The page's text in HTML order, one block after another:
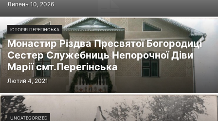
Липень 10, 2026
ІСТОРІЯ ПЕРЕГІНСЬКА
Монастир Різдва Пресвятої Богородиці
Сестер Служебниць Непорочної Діви
Марії смт.Перегінська
Лютий 4, 2021
UNCATEGORIZED